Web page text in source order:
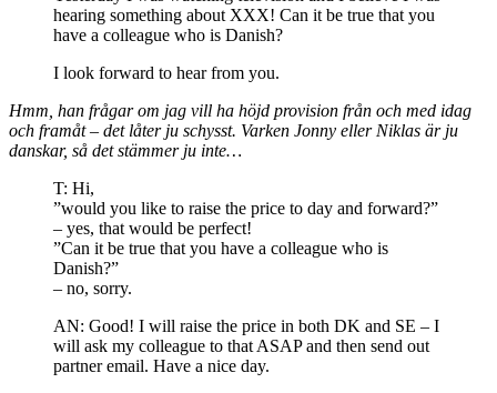
hearing something about XXX! Can it be true that you
have a colleague who is Danish?
I look forward to hear from you.
Hmm, han frågar om jag vill ha höjd provision från och med idag
och framåt – det låter ju schysst. Varken Jonny eller Niklas är ju
danskar, så det stämmer ju inte…
T: Hi,
”would you like to raise the price to day and forward?”
– yes, that would be perfect!
”Can it be true that you have a colleague who is
Danish?”
– no, sorry.
AN: Good! I will raise the price in both DK and SE – I
will ask my colleague to that ASAP and then send out
partner email. Have a nice day.